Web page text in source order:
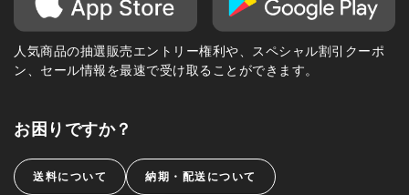
人気商品の抽選販売エントリー権利や、スペシャル割引クーポ
ン、セール情報を最速で受け取ることができます。
お困りですか？
送料について 納期・配送について